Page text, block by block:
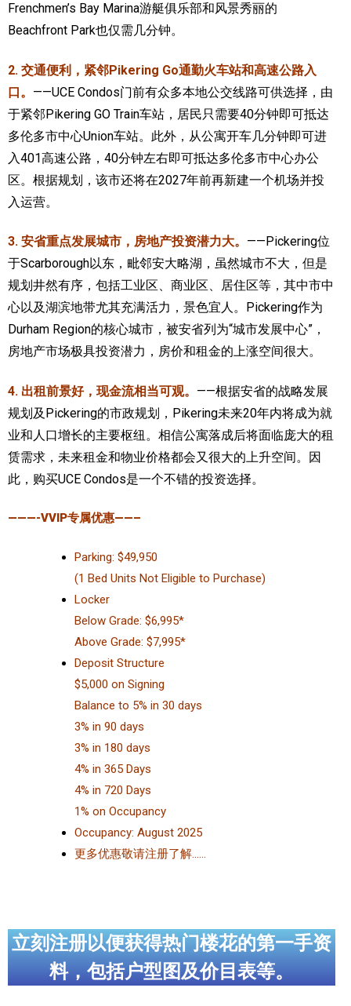
Frenchmen’s Bay Marina游艇俱乐部和风景秀丽的
Beachfront Park也仅需几分钟。
2. 交通便利，紧邻Pikering Go通勤火车站和高速公路入
口。 ——UCE Condos门前有众多本地公交线路可供选择，由
于紧邻Pikering GO Train车站，居民只需要40分钟即可抵达
多伦多市中心Union车站。此外，从公寓开车几分钟即可进
入401高速公路，40分钟左右即可抵达多伦多市中心办公
区。根据规划，该市还将在2027年前再新建一个机场并投
入运营。
3. 安省重点发展城市，房地产投资潜力大。 ——Pickering位
于Scarborough以东，毗邻安大略湖，虽然城市不大，但是
规划井然有序，包括工业区、商业区、居住区等，其中市中
心以及湖滨地带尤其充满活力，景色宜人。Pickering作为
Durham Region的核心城市，被安省列为“城市发展中心”，
房地产市场极具投资潜力，房价和租金的上涨空间很大。
4. 出租前景好，现金流相当可观。 ——根据安省的战略发展
规划及Pickering的市政规划，Pikering未来20年内将成为就
业和人口增长的主要枢纽。相信公寓落成后将面临庞大的租
赁需求，未来租金和物业价格都会又很大的上升空间。因
此，购买UCE Condos是一个不错的投资选择。
———-VVIP专属优惠——–
Parking: $49,950
(1 Bed Units Not Eligible to Purchase)
Locker
Below Grade: $6,995*
Above Grade: $7,995*
Deposit Structure
$5,000 on Signing
Balance to 5% in 30 days
3% in 90 days
3% in 180 days
4% in 365 Days
4% in 720 Days
1% on Occupancy
Occupancy: August 2025
更多优惠敬请注册了解……
立刻注册以便获得热门楼花的第一手资
料，包括户型图及价目表等。